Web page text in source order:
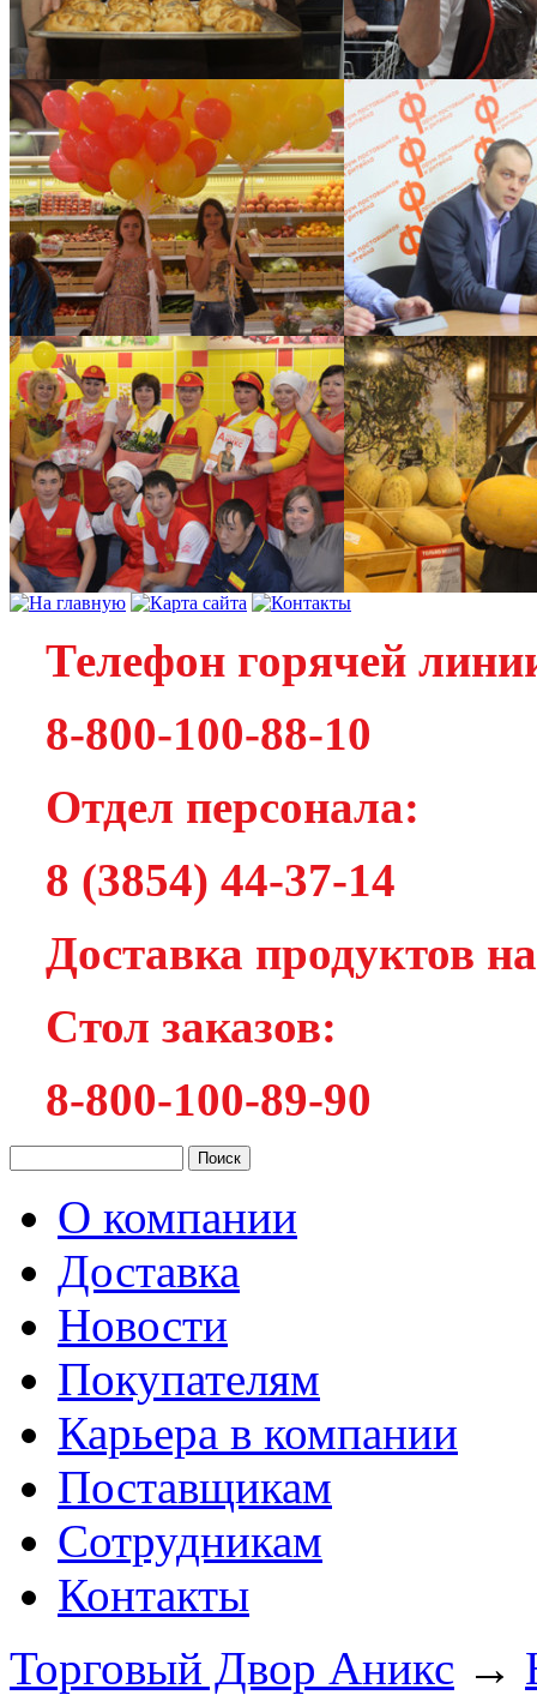
Телефон горячей
8-800-100-88-10
Отдел персонала:
8 (3854) 44-37-14
Доставка продуктов
Cтол заказов:
8-800-100-89-90
О компании
Доставка
Новости
Покупателям
Карьера в компании
Поставщикам
Сотрудникам
Контакты
Торговый Двор Аникс →